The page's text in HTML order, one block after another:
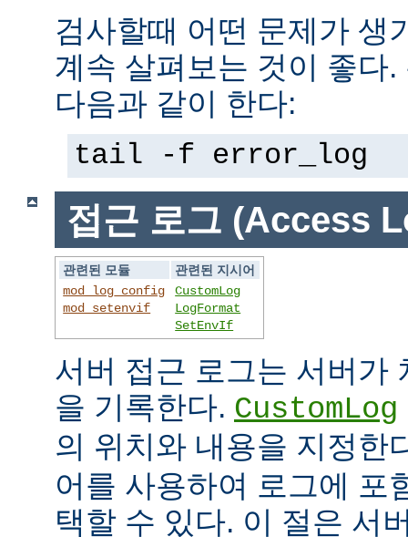
검사할때 어떤 문제가 생
계속 살펴보는 것이 좋다
다음과 같이 한다:
tail -f error_log
접근 로그 (Access
관련된 모듈
관련된 지시어
mod_log_config
mod_setenvif
CustomLog
LogFormat
SetEnvIf
서버 접근 로그는 서버가
을 기록한다. CustomLog
의 위치와 내용을 지정한
어를 사용하여 로그에 포
택할 수 있다. 이 절은 서